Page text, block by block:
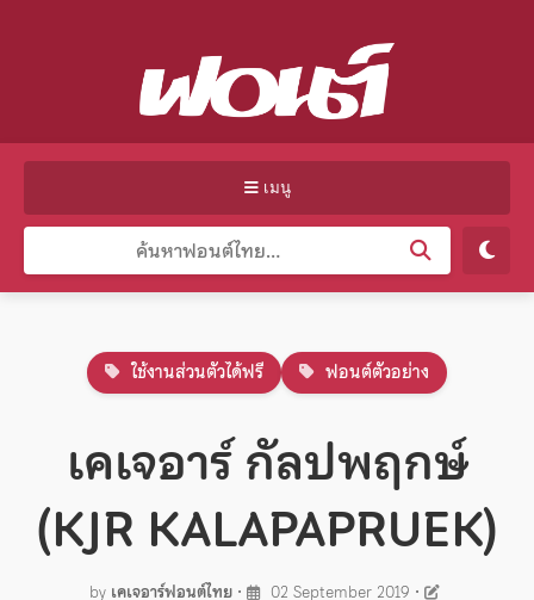
เมนู
ใช้งานส่วนตัวได้ฟรี ฟอนต์ตัวอย่าง
เคเจอาร์ กัลปพฤกษ์
(KJR KALAPAPRUEK)
by เคเจอาร์ฟอนต์ไทย• 02 September 2019 •